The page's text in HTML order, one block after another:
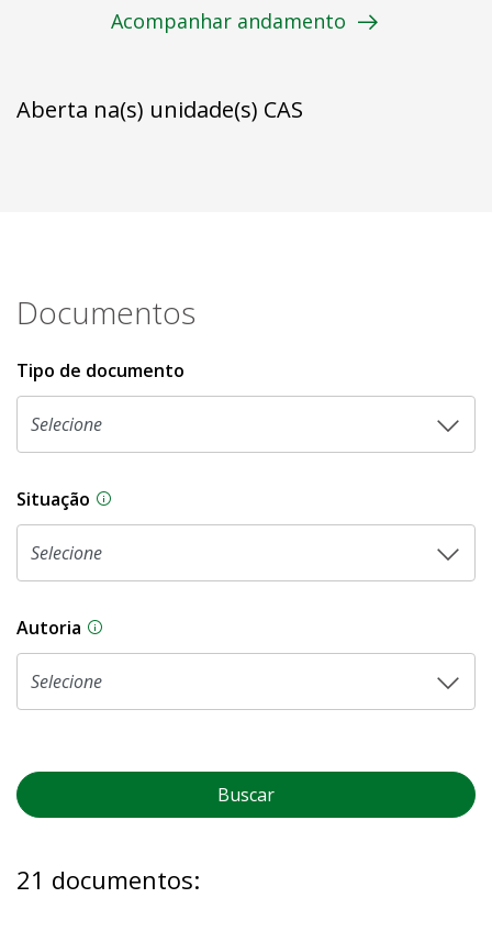
Acompanhar andamento
Aberta na(s) unidade(s) CAS
Documentos
Tipo de documento
Situação Na CLDF, as proposições legislativas
Autoria As proposições legislativas na CLDF podem
Buscar
21 documentos: